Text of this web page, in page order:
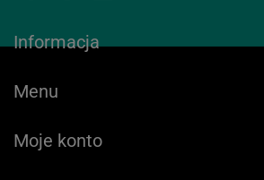
Informacja
Menu
Moje konto